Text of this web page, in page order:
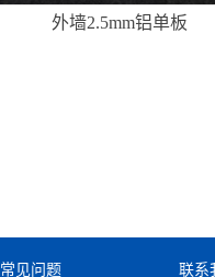
外墙2.5mm铝单板
常见问题 联系